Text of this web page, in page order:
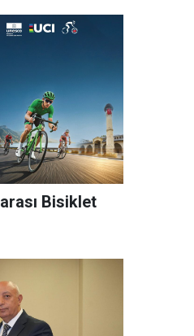
Bisiklet